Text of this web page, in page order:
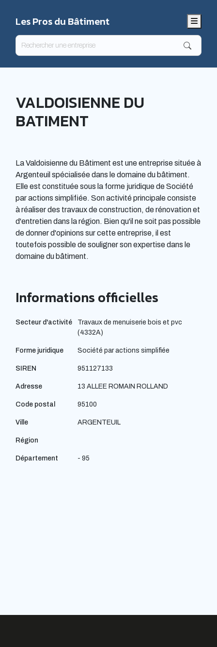
Les Pros du Bâtiment Menu
VALDOISIENNE DU
BATIMENT
La Valdoisienne du Bâtiment est une entreprise située à
Argenteuil spécialisée dans le domaine du bâtiment.
Elle est constituée sous la forme juridique de Société
par actions simplifiée. Son activité principale consiste
à réaliser des travaux de construction, de rénovation et
d'entretien dans la région. Bien qu'il ne soit pas possible
de donner d'opinions sur cette entreprise, il est
toutefois possible de souligner son expertise dans le
domaine du bâtiment.
Informations officielles
Secteur d'activité
Travaux de menuiserie bois et pvc
(4332A)
Forme juridique Société par actions simplifiée
SIREN 951127133
Adresse 13 ALLEE ROMAIN ROLLAND
Code postal 95100
Ville ARGENTEUIL
Région
Département - 95